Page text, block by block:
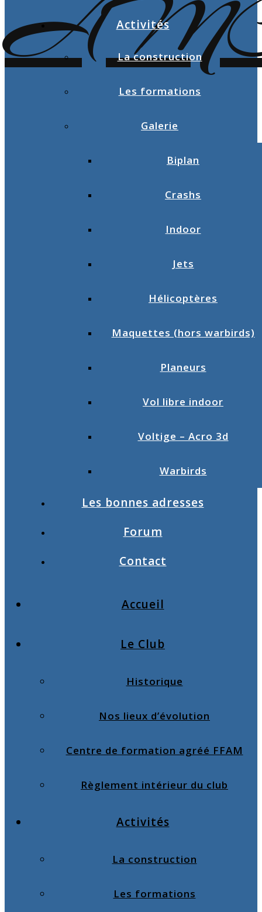
Activités
La construction
Les formations
Galerie
Biplan
Crashs
Indoor
Jets
Hélicoptères
Maquettes (hors warbirds)
Planeurs
Vol libre indoor
Voltige – Acro 3d
Warbirds
Les bonnes adresses
Forum
Contact
Accueil
Le Club
Historique
Nos lieux d’évolution
Centre de formation agréé FFAM
Règlement intérieur du club
Activités
La construction
Les formations